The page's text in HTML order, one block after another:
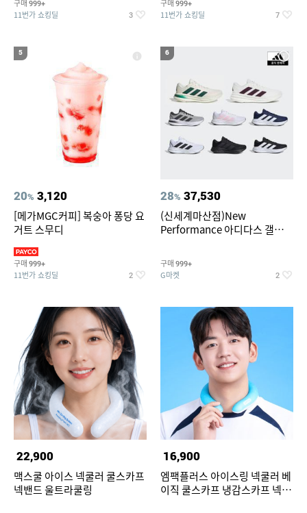
구매 999+
11번가 쇼킹딜 3
구매 999+
11번가 쇼킹딜 7
5
20% 3,120
[메가MGC커피] 복숭아 퐁당 요
거트 스무디
구매 999+
11번가 쇼킹딜 2
6
28% 37,530
(신세계마산점)New
Performance 아디다스 갤럭시
구매 999+
G마켓 2
22,900
맥스쿨 아이스 넥쿨러 쿨스카프
넥밴드 울트라쿨링
16,900
엠팩플러스 아이스링 넥쿨러 베
이직 쿨스카프 냉감스카프 넥쿨